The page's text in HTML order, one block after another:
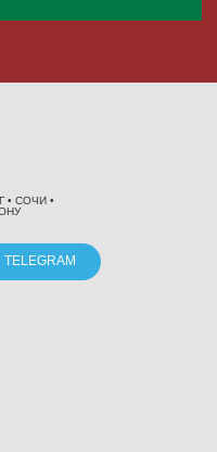
TELEGRAM
• СОЧИ •